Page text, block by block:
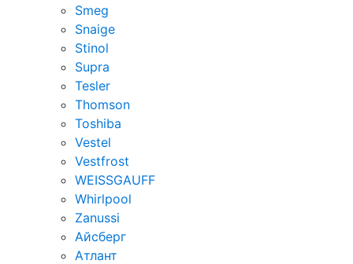
Smeg
Snaige
Stinol
Supra
Tesler
Thomson
Toshiba
Vestel
Vestfrost
WEISSGAUFF
Whirlpool
Zanussi
Айсберг
Атлант